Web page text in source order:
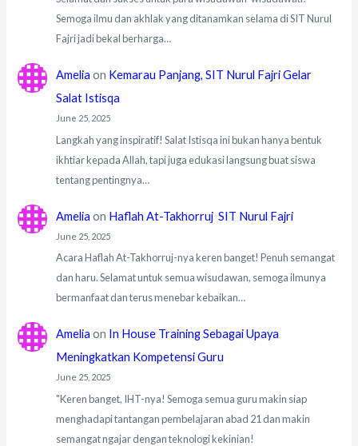
Semoga ilmu dan akhlak yang ditanamkan selama di SIT Nurul
Fajri jadi bekal berharga…
Amelia on Kemarau Panjang, SIT Nurul Fajri Gelar
Salat Istisqa
June 25, 2025
Langkah yang inspiratif! Salat Istisqa ini bukan hanya bentuk
ikhtiar kepada Allah, tapi juga edukasi langsung buat siswa
tentang pentingnya…
Amelia on Haflah At-Takhorruj SIT Nurul Fajri
June 25, 2025
Acara Haflah At-Takhorruj-nya keren banget! Penuh semangat
dan haru. Selamat untuk semua wisudawan, semoga ilmunya
bermanfaat dan terus menebar kebaikan…
Amelia on In House Training Sebagai Upaya
Meningkatkan Kompetensi Guru
June 25, 2025
"Keren banget, IHT-nya! Semoga semua guru makin siap
menghadapi tantangan pembelajaran abad 21 dan makin
semangat ngajar dengan teknologi kekinian!